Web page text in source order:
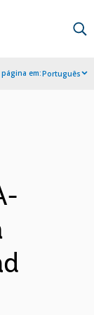
página em:Português